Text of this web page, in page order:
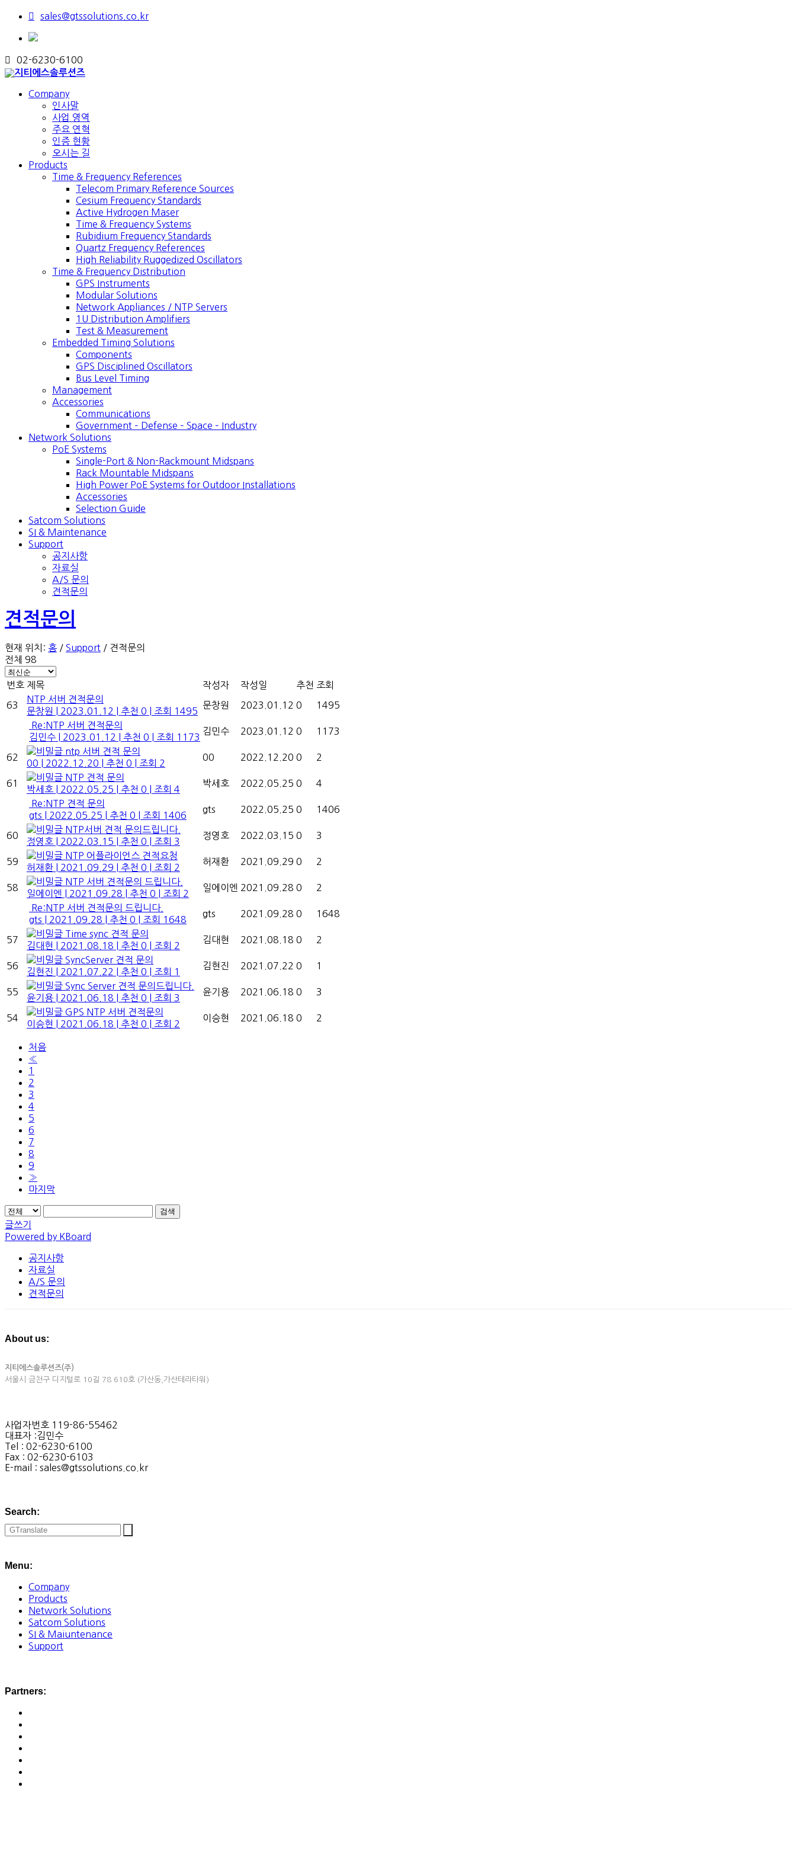
sales@gtssolutions.co.kr
02-6230-6100
Company
인사말
사업 영역
주요 연혁
인증 현황
오시는 길
Products
Time & Frequency References
Telecom Primary Reference Sources
Cesium Frequency Standards
Active Hydrogen Maser
Time & Frequency Systems
Rubidium Frequency Standards
Quartz Frequency References
High Reliability Ruggedized Oscillators
Time & Frequency Distribution
GPS Instruments
Modular Solutions
Network Appliances / NTP Servers
1U Distribution Amplifiers
Test & Measurement
Embedded Timing Solutions
Components
GPS Disciplined Oscillators
Bus Level Timing
Management
Accessories
Communications
Government – Defense – Space – Industry
Network Solutions
PoE Systems
Single-Port & Non-Rackmount Midspans
Rack Mountable Midspans
High Power PoE Systems for Outdoor Installations
Accessories
Selection Guide
Satcom Solutions
SI & Maintenance
Support
공지사항
자료실
A/S 문의
견적문의
견적문의
현재 위치: 홈 / Support / 견적문의
전체 98
번호 제목 작성자 작성일 추천 조회
63
NTP 서버 견적문의
문창원
2023.01.12 추천 0 조회 1495
문창원 2023.01.12 0 1495
Re:NTP 서버 견적문의
김민수
2023.01.12 추천 0 조회 1173
김민수 2023.01.12 0 1173
62
ntp 서버 견적 문의
00
2022.12.20 추천 0 조회 2
00 2022.12.20 0 2
61
NTP 견적 문의
박세호
2022.05.25 추천 0 조회 4
박세호 2022.05.25 0 4
Re:NTP 견적 문의
gts
2022.05.25 추천 0 조회 1406
gts 2022.05.25 0 1406
60
NTP서버 견적 문의드립니다.
정영호
2022.03.15 추천 0 조회 3
정영호 2022.03.15 0 3
59
NTP 어플라이언스 견적요청
허재환
2021.09.29 추천 0 조회 2
허재환 2021.09.29 0 2
58
NTP 서버 견적문의 드립니다.
일에이엔
2021.09.28 추천 0 조회 2
일에이엔 2021.09.28 0 2
Re:NTP 서버 견적문의 드립니다.
gts
2021.09.28 추천 0 조회 1648
gts 2021.09.28 0 1648
57
Time sync 견적 문의
김대현
2021.08.18 추천 0 조회 2
김대현 2021.08.18 0 2
56
SyncServer 견적 문의
김현진
2021.07.22 추천 0 조회 1
김현진 2021.07.22 0 1
55
Sync Server 견적 문의드립니다.
윤기용
2021.06.18 추천 0 조회 3
윤기용 2021.06.18 0 3
54
GPS NTP 서버 견적문의
이승현
2021.06.18 추천 0 조회 2
이승현 2021.06.18 0 2
처음
«
1
2
3
4
5
6
7
8
9
»
마지막
검색
글쓰기
Powered by KBoard
공지사항
자료실
A/S 문의
견적문의
About us:
지티에스솔루션즈(주)
서울시 금천구 디지털로 10길 78 610호 (가산동,가산테라타워)
사업자번호 119-86-55462
대표자 :김민수
Tel : 02-6230-6100
Fax : 02-6230-6103
E-mail : sales@gtssolutions.co.kr
Search:
Menu:
Company
Products
Network Solutions
Satcom Solutions
SI & Maiuntenance
Support
Partners: